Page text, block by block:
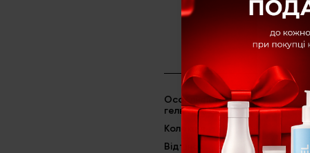
Особливість
гель-лаків
Шимер
Kолекція Basic
Відтінок № SH 65